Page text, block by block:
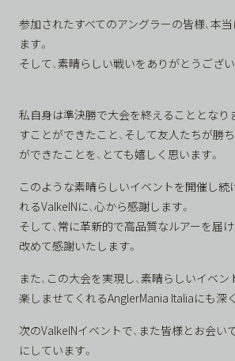
参加されたすべてのアングラーの皆様、本
ます。
そして、素晴らしい戦いをありがとうござい
私自身は準決勝で大会を終えることとなり
すことができたこと、そして友人たちが勝
ができたことを、とても嬉しく思います。
このような素晴らしいイベントを開催し続
れるValkeINに、心から感謝します。
そして、常に革新的で高品質なルアーを届け
改めて感謝いたします。
また、この大会を実現し、素晴らしいイベ
楽しませてくれるAnglerMania Italiaにも深
次のValkeINイベントで、また皆様とお会い
にしています。